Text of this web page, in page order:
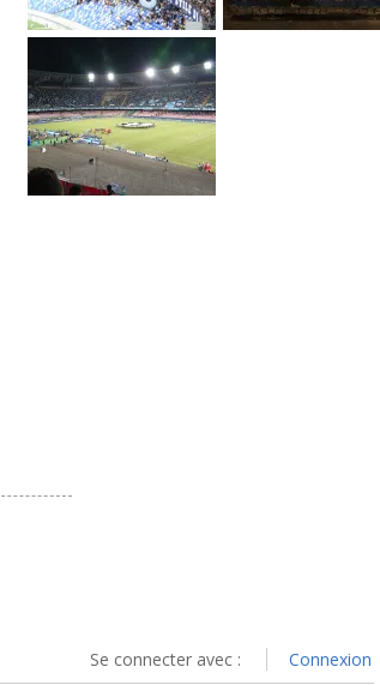
Se connecter avec : Connexion